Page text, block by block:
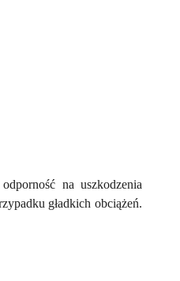
na uszkodzenia
gładkich obciążeń.